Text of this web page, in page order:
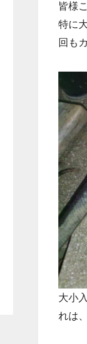
皆様
特に
回も
大小
れは